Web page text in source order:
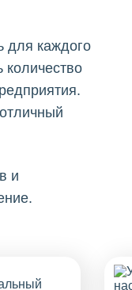
для каждого
количество
и